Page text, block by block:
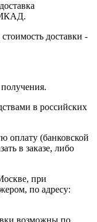
МКАД.
доставки -
в российских
оплату (банковской
в заказе, либо
при
по адресу: